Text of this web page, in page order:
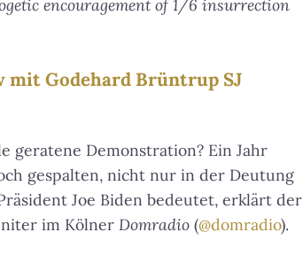
encouragement of 1/6 insurrection
mit Godehard Brüntrup SJ
geratene Demonstration? Ein Jahr
gespalten, nicht nur in der Deutung
Joe Biden bedeutet, erklärt der
im Kölner Domradio (@domradio).